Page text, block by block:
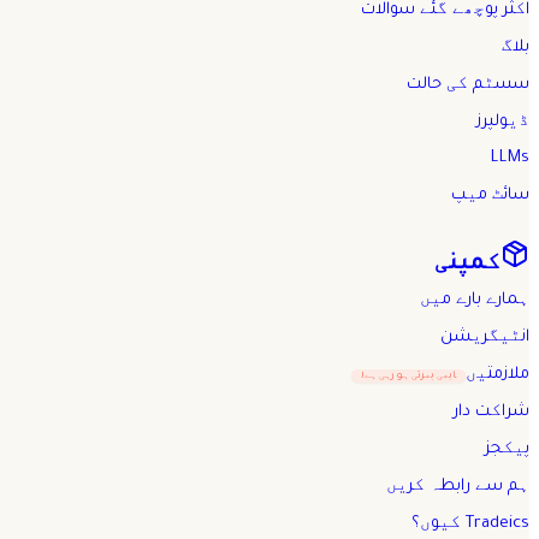
اکثر پوچھے گئے سوالات
بلاگ
سسٹم کی حالت
ڈیولپرز
LLMs
سائٹ میپ
کمپنی
ہمارے بارے میں
انٹیگریشن
ملازمتیں ابھی بھرتی ہو رہی ہے!
شراکت دار
پیکجز
ہم سے رابطہ کریں
Tradeics کیوں؟